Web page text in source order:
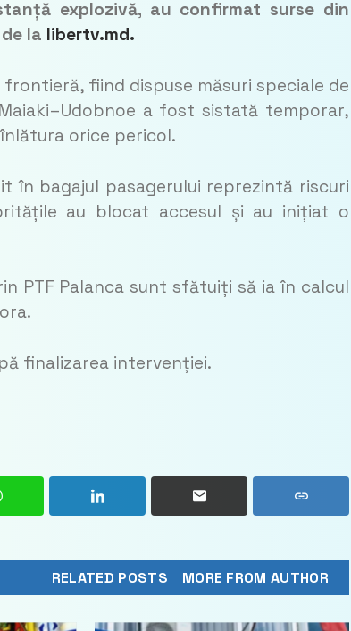
explozivă, au confirmat surse din
la libertv.md.
fiind dispuse măsuri speciale de
a fost sistată temporar,
orice pericol.
în bagajul pasagerului reprezintă riscuri
au blocat accesul și au inițiat o
PTF Palanca sunt sfătuiți să ia în calcul
finalizarea intervenției.
RELATED POSTS MORE FROM AUTHOR